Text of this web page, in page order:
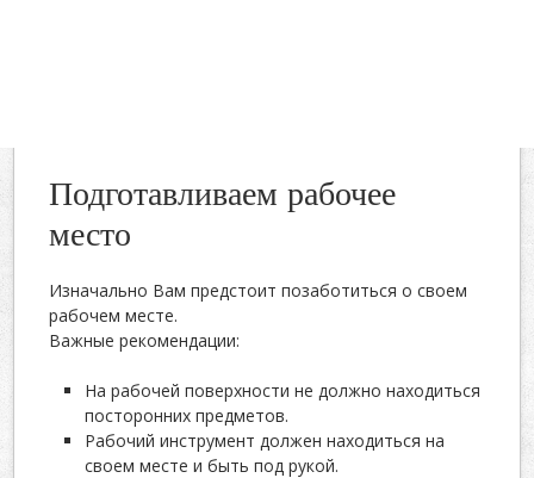
Подготавливаем рабочее
место
Изначально Вам предстоит позаботиться о своем
рабочем месте.
Важные рекомендации:
На рабочей поверхности не должно находиться
посторонних предметов.
Рабочий инструмент должен находиться на
своем месте и быть под рукой.